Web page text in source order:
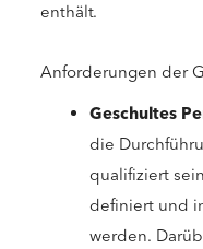
enthält.
Anforderungen der
Geschultes
die
qualifiziert
definiert und
werden.